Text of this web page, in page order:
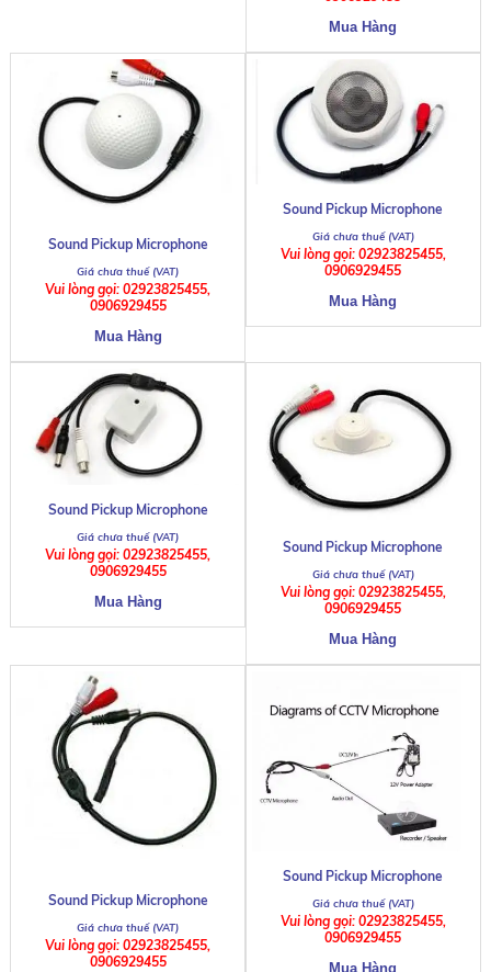
Sound Pickup Microphone
Vui lòng gọi: 02923825455,
0906929455
Sound Pickup Microphone
Vui lòng gọi: 02923825455,
0906929455
Sound Pickup Microphone
Vui lòng gọi: 02923825455,
0906929455
Sound Pickup Microphone
Vui lòng gọi: 02923825455,
0906929455
Sound Pickup Microphone
Vui lòng gọi: 02923825455,
0906929455
Sound Pickup Microphone
Vui lòng gọi: 02923825455,
0906929455